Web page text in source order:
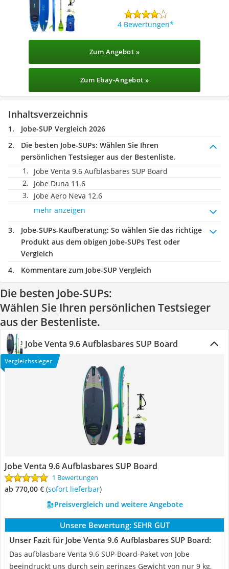
4 Bewertungen
Zum Angebot »
Zum Ebay-Angebot »
Inhaltsverzeichnis
Jobe-SUP Vergleich 2026
Die besten Jobe-SUPs: Wählen Sie Ihren
persönlichen Testsieger aus der Bestenliste.
Jobe Venta 9.6 Aufblasbares SUP Board
Jobe Duna 11.6
Jobe Aero Neva 12.6
mehr anzeigen
Jobe-SUPs-Kaufberatung: So wählen Sie das richtige
Produkt aus dem obigen Jobe-SUPs Test oder
Vergleich
Kommentare zum Jobe-SUP Vergleich
Die besten Jobe-SUPs:
Wählen Sie Ihren persönlichen Testsieger
aus der Bestenliste.
Jobe Venta 9.6 Aufblasbares SUP Board
Vergleichssieger
Jobe Venta 9.6 Aufblasbares SUP Board
1 Bewertungen
ab 770,00 € ( Sofort lieferbar)
Preisvergleich und weitere Angebote
Unsere Bewertung: SEHR GUT
Unser Fazit für Jobe Venta 9.6 Aufblasbares SUP Board:
Das aufblasbare Venta 9.6 SUP-Board-Paket von Jobe
beeindruckt uns durch sein geringes Gewicht von nur 9 kg,